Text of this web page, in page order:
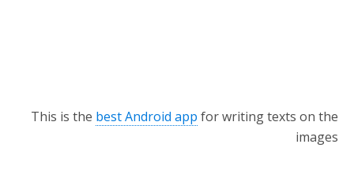
This is the best Android app for writing texts on the
images